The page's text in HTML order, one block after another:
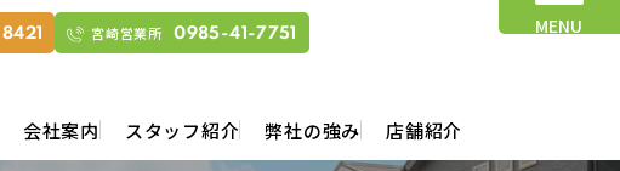
宮崎営業所 0985-41-7751
会社案内 スタッフ紹介 弊社の強み 店舗紹介
MENU